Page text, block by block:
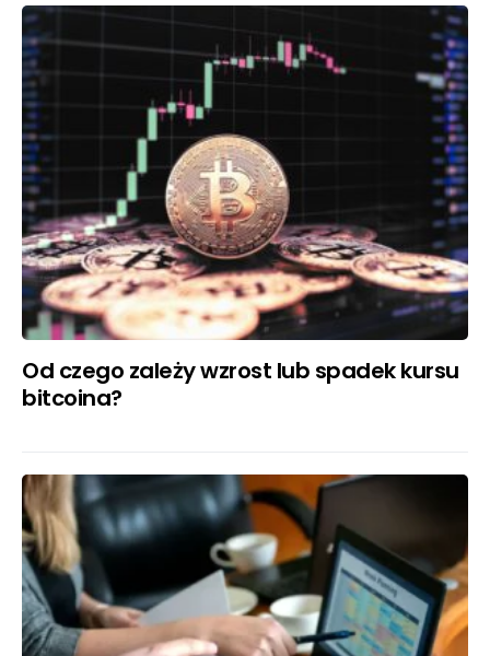
Od czego zależy wzrost lub spadek kursu
bitcoina?